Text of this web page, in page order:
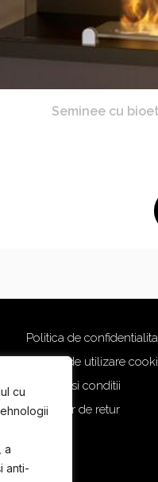
cu
a
anti-
Seminee cu
Politica de
Politica de utilizare
Termeni si conditii
Formular de retur